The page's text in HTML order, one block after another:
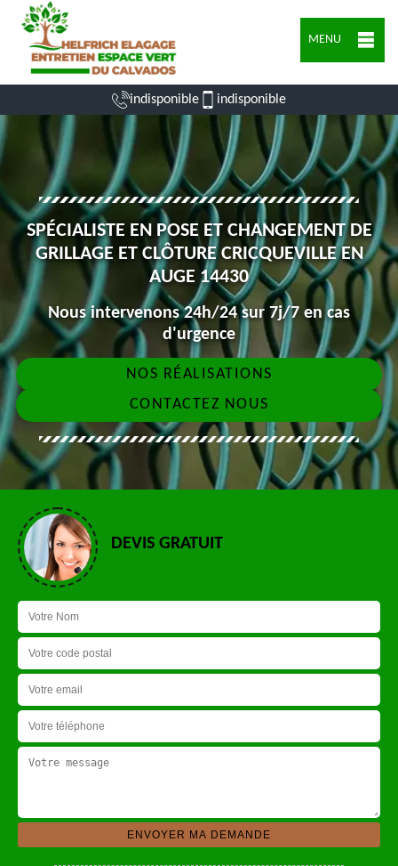
MENU
indisponible indisponible
SPÉCIALISTE EN POSE ET CHANGEMENT DE
GRILLAGE ET CLÔTURE CRICQUEVILLE EN
AUGE 14430
Nous intervenons 24h/24 sur 7j/7 en cas
d'urgence
NOS RÉALISATIONS
CONTACTEZ NOUS
DEVIS GRATUIT